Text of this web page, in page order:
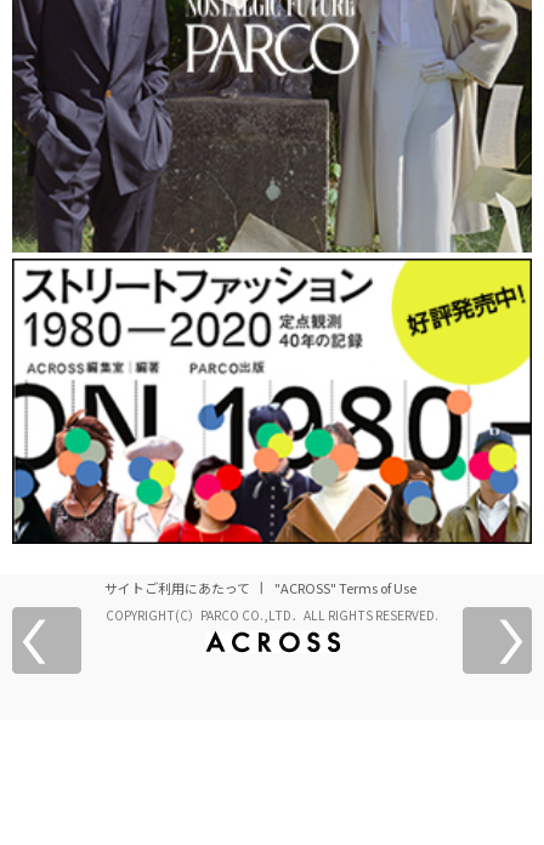
サイトご利用にあたって "ACROSS" Terms of Use
COPYRIGHT(C）PARCO CO.,LTD．ALL RIGHTS RESERVED.